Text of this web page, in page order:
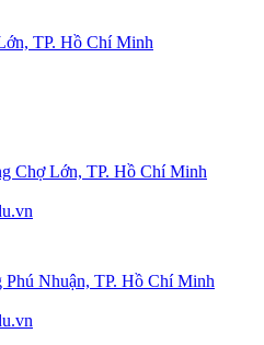
TP. Hồ Chí Minh
Chợ Lớn, TP. Hồ Chí Minh
Nhuận, TP. Hồ Chí Minh